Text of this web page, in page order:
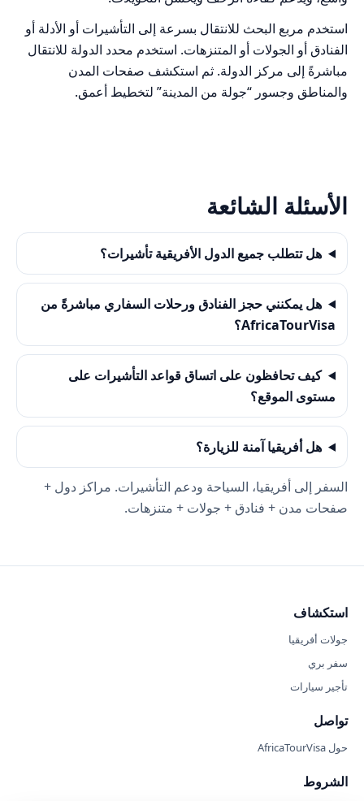
استخدم مربع البحث للانتقال بسرعة إلى التأشيرات أو الأدلة أو
الفنادق أو الجولات أو المتنزهات. استخدم محدد الدولة للانتقال
مباشرةً إلى مركز الدولة. ثم استكشف صفحات المدن
والمناطق وجسور “جولة من المدينة” لتخطيط أعمق.
الأسئلة الشائعة
هل تتطلب جميع الدول الأفريقية تأشيرات؟
هل يمكنني حجز الفنادق ورحلات السفاري مباشرةً من
AfricaTourVisa؟
كيف تحافظون على اتساق قواعد التأشيرات على
مستوى الموقع؟
هل أفريقيا آمنة للزيارة؟
السفر إلى أفريقيا، السياحة ودعم التأشيرات. مراكز دول +
صفحات مدن + فنادق + جولات + متنزهات.
استكشاف
جولات أفريقيا
سفر بري
تأجير سيارات
تواصل
حول AfricaTourVisa
الشروط